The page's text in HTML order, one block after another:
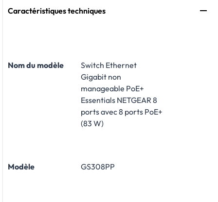
Caractéristiques techniques
Nom du modèle
Switch Ethernet
Gigabit non
manageable PoE+
Essentials NETGEAR 8
ports avec 8 ports PoE+
(83 W)
Modèle GS308PP